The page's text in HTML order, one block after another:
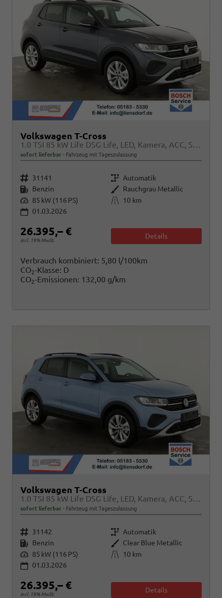
Volkswagen T-Cross
1.0 TSI 85 kW Life DSG Life, LED, Kamera, ACC, Side, Winter, 17-Zoll
sofort lieferbar Fahrzeug mit Tageszulassung
Fahrzeugnr. 31141 Getriebe Automatik
Kraftstoff Benzin Außenfarbe Rauchgrau Metallic
Leistung 85 kW (116 PS) Kilometerstand
10 km
01.03.2026
26.395,– €
incl. 19% MwSt.
Details
Verbrauch kombiniert: 5,80 l/100km
CO2-Klasse: D
CO2-Emissionen: 132,00 g/km
Volkswagen T-Cross
1.0 TSI 85 kW Life DSG Life, LED, Kamera, ACC, Side, Winter, 17-Zoll
sofort lieferbar Fahrzeug mit Tageszulassung
Fahrzeugnr. 31142 Getriebe Automatik
Kraftstoff Benzin Außenfarbe Clear Blue Metallic
Leistung 85 kW (116 PS) Kilometerstand
10 km
01.03.2026
26.395,– €
incl. 19% MwSt.
Details